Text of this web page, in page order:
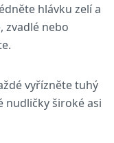
hlávku zelí a
zvadlé nebo
vyřízněte tuhý
nudličky široké asi